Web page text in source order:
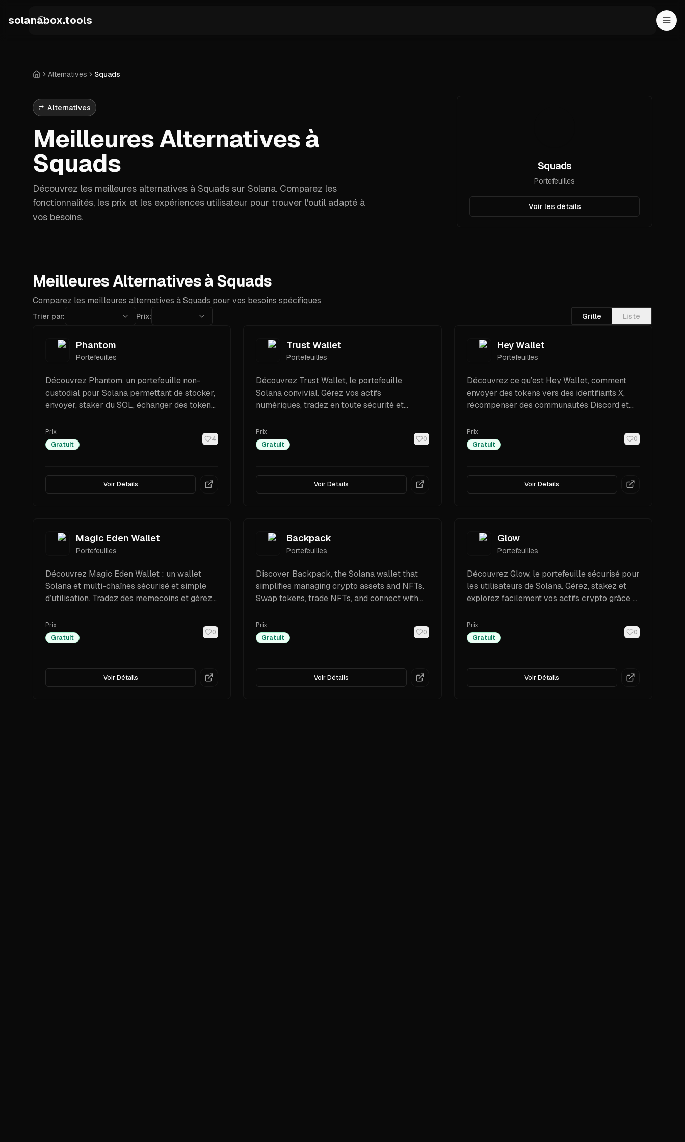
solanabox.tools
AccueilAlternatives Squads
Alternatives
Meilleures Alternatives à
Squads
Découvrez les meilleures alternatives à Squads sur Solana. Comparez les
fonctionnalités, les prix et les expériences utilisateur pour trouver l'outil adapté à
vos besoins.
Squads
Portefeuilles
Voir les détails
Meilleures Alternatives à Squads
Comparez les meilleures alternatives à Squads pour vos besoins spécifiques
Trier par: Prix: Grille Liste
Phantom
Portefeuilles
Découvrez Phantom, un portefeuille non-
custodial pour Solana permettant de stocker,
envoyer, staker du SOL, échanger des tokens
Prix
Gratuit
4
Voir Détails
Trust Wallet
Portefeuilles
Découvrez Trust Wallet, le portefeuille
Solana convivial. Gérez vos actifs
numériques, tradez en toute sécurité et
décentralisées.
Prix
Gratuit
0
Voir Détails
Hey Wallet
Portefeuilles
Découvrez ce qu’est Hey Wallet, comment
envoyer des tokens vers des identifiants X,
récompenser des communautés Discord et
Consultez les fonctionnalités prises en
charge, les frais et les étapes pour débutants.
Prix
Gratuit
0
Voir Détails
Magic Eden Wallet
Portefeuilles
Découvrez Magic Eden Wallet : un wallet
Solana et multi-chaînes sécurisé et simple
d’utilisation. Tradez des memecoins et gérez
plus encore.
Prix
Gratuit
0
Voir Détails
Backpack
Portefeuilles
Discover Backpack, the Solana wallet that
simplifies managing crypto assets and NFTs.
Swap tokens, trade NFTs, and connect with
Prix
Gratuit
0
Voir Détails
Glow
Portefeuilles
Découvrez Glow, le portefeuille sécurisé pour
les utilisateurs de Solana. Gérez, stakez et
explorez facilement vos actifs crypto grâce à
de premier ordre.
Prix
Gratuit
0
Voir Détails